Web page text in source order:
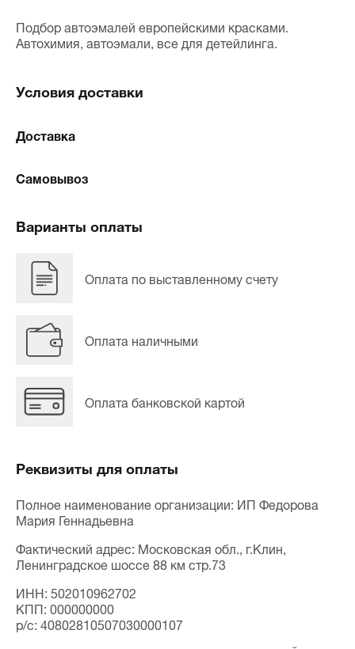
Подбор автоэмалей европейскими красками.
Автохимия, автоэмали, все для детейлинга.
Условия доставки
Доставка
Самовывоз
Варианты оплаты
Оплата по выставленному счету
Оплата наличными
Оплата банковской картой
Реквизиты для оплаты
Полное наименование организации: ИП Федорова
Мария Геннадьевна
Фактический адрес: Московская обл., г.Клин,
Ленинградское шоссе 88 км стр.73
ИНН: 502010962702
КПП: 000000000
p/c: 40802810507030000107